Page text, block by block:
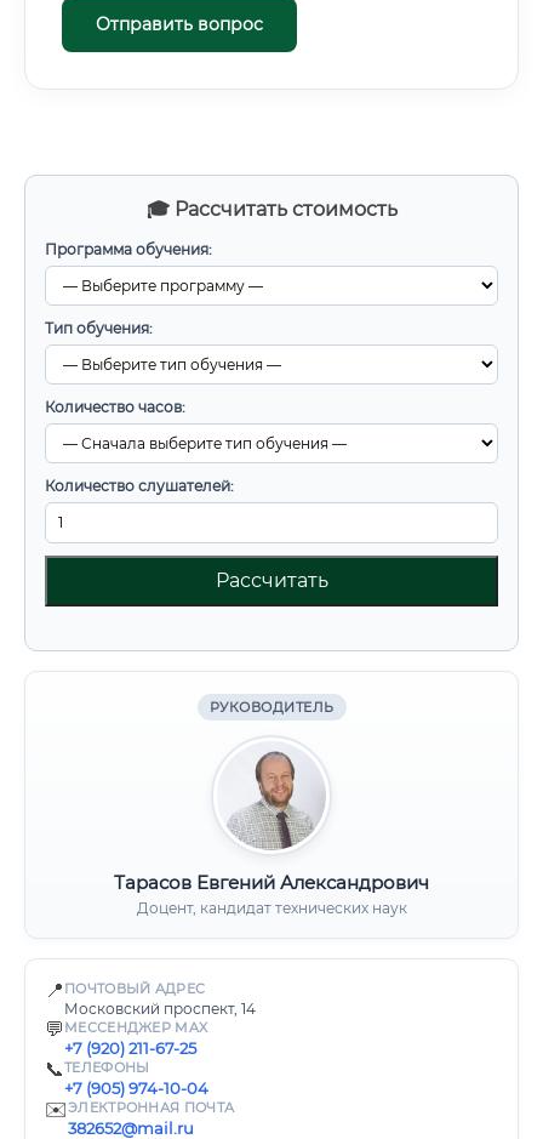
🎓 Рассчитать стоимость
Программа обучения:
Тип обучения:
Количество часов:
Количество слушателей:
Рассчитать
РУКОВОДИТЕЛЬ
Тарасов Евгений Александрович
Доцент, кандидат технических наук
📍 ПОЧТОВЫЙ АДРЕС
Московский проспект, 14
💬 МЕССЕНДЖЕР MAX
+7 (920) 211-67-25
📞ТЕЛЕФОНЫ
+7 (905) 974-10-04
✉️ЭЛЕКТРОННАЯ ПОЧТА
382652@mail.ru
Отправить вопрос